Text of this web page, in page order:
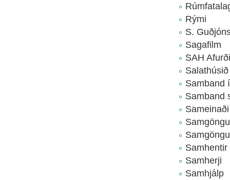
Rými
S.
Sagafilm
SAH
Salathúsið
Samband
Samband
Samhentir
Samherji
Samhjálp